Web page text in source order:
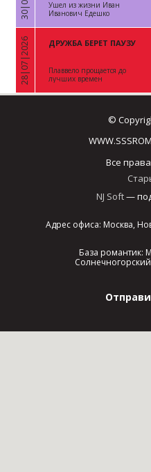
Ушел из жизни Иван
Иванович Едешко
«
28|07|2026 ДРУЖБА БЕРЕТ ПАУЗУ
Плаввело прощается до
лучших времен
©
Все
NJ Soft—
Адрес офиса: Москва,
База романтик: